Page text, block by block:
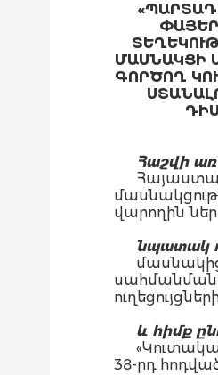
«
ՄԱՍՆԱԿՑԻ
ԳՈՐԾՈՂ
Հաշվի
վարողին
նպատակ
սահմանման
և հիմք
38-րդ